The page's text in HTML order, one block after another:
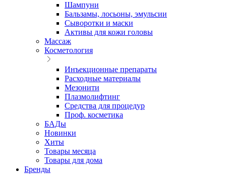
Шампуни
Бальзамы, лосьоны, эмульсии
Сыворотки и маски
Активы для кожи головы
Массаж
Косметология
Инъекционные препараты
Расходные материалы
Мезонити
Плазмолифтинг
Средства для процедур
Проф. косметика
БАДы
Новинки
Хиты
Товары месяца
Товары для дома
Бренды